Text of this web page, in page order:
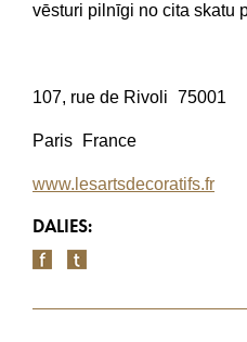
vēsturi pilnīgi no cita skatu
107, rue de Rivoli 75001
Paris France
www.lesartsdecoratifs.fr
DALIES: